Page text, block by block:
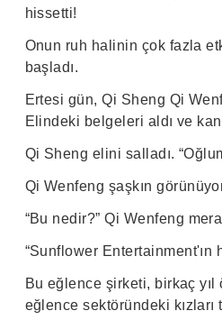
hissetti!
Onun ruh halinin çok fazla
başladı.
Ertesi gün, Qi Sheng Qi
Elindeki belgeleri aldı ve
Qi Sheng elini salladı.
Qi Wenfeng şaşkın
“Bu nedir?” Qi Wenfeng
“Sunflower Entertainment'ın
Bu eğlence şirketi, birkaç
eğlence sektöründeki kızları